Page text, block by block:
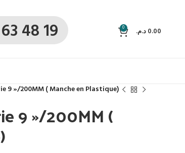
48 19 0 0.00د.م.
9 »/200MM ( Manche en Plastique)
9 »/200MM (